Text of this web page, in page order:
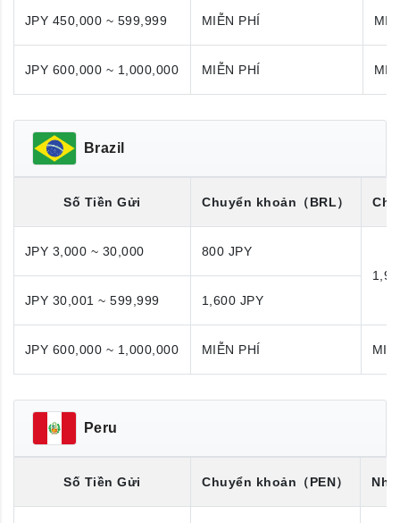
JPY 450,000 ~ 599,999 MIỄN PHÍ
JPY 600,000 ~ 1,000,000 MIỄN PHÍ
Brazil
Số Tiền Gửi Chuyển khoản （BRL）
JPY 3,000 ~ 30,000
800 JPY
JPY 30,001 ~ 599,999
1,600 JPY
JPY 600,000 ~ 1,000,000 MIỄN PHÍ
Peru
Số Tiền Gửi Chuyển khoản （PEN）